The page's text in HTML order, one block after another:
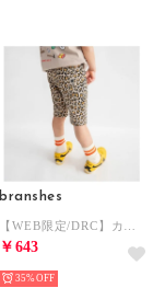
branshes
￥643
35%